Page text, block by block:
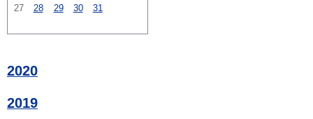
27
28 29 30 31
2020
2019